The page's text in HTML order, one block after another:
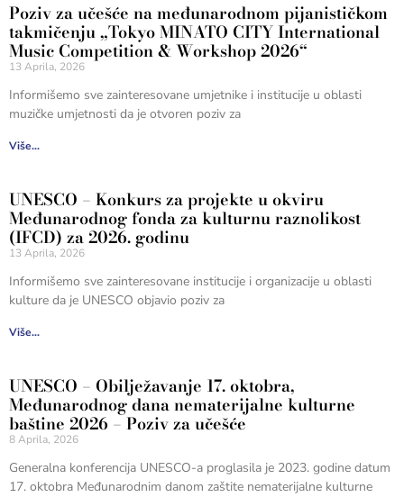
Poziv za učešće na međunarodnom pijanističkom
takmičenju „Tokyo MINATO CITY International
Music Competition & Workshop 2026“
13 Aprila, 2026
Informišemo sve zainteresovane umjetnike i institucije u oblasti
muzičke umjetnosti da je otvoren poziv za
Više...
UNESCO – Konkurs za projekte u okviru
Međunarodnog fonda za kulturnu raznolikost
(IFCD) za 2026. godinu
13 Aprila, 2026
Informišemo sve zainteresovane institucije i organizacije u oblasti
kulture da je UNESCO objavio poziv za
Više...
UNESCO – Obilježavanje 17. oktobra,
Međunarodnog dana nematerijalne kulturne
baštine 2026 – Poziv za učešće
8 Aprila, 2026
Generalna konferencija UNESCO-a proglasila je 2023. godine datum
17. oktobra Međunarodnim danom zaštite nematerijalne kulturne